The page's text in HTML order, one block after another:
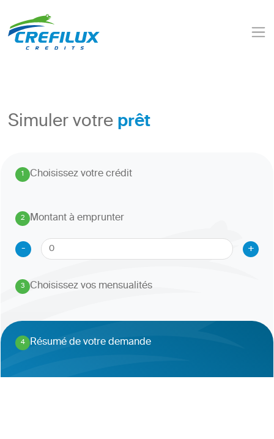
Simuler votreprêt
1. Choisissez votre crédit
2
.
Montant à emprunter
-
+
3
. Choisissez vos mensualités
4
. Résumé de votre demande